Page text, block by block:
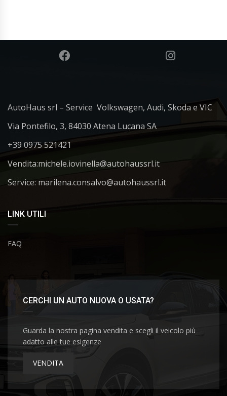
AutoHaus srl – Service Volkswagen, Audi, Skoda e VIC
Via Pontefilo, 3, 84030 Atena Lucana SA
+39 0975 521421
Vendita:michele.iovinella@autohaussrl.it
Service: marilena.consalvo@autohaussrl.it
LINK UTILI
FAQ
CERCHI UN AUTO NUOVA O USATA?
Guarda la nostra pagina vendita e scegli il veicolo più
adatto alle tue esigenze
VENDITA